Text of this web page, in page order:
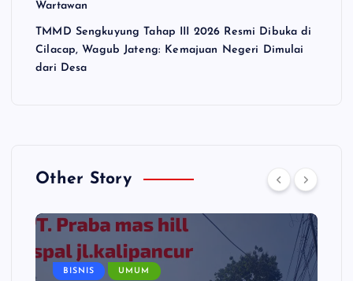
Wartawan
TMMD Sengkuyung Tahap III 2026 Resmi Dibuka di
Cilacap, Wagub Jateng: Kemajuan Negeri Dimulai
dari Desa
Other Story
BISNIS UMUM